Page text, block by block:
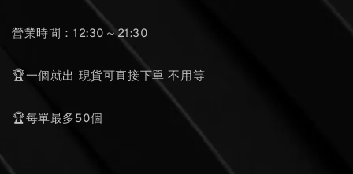
營業時間：12:30～21:30
🏆一個就出 現貨可直接下單 不用等
🏆每單最多50個